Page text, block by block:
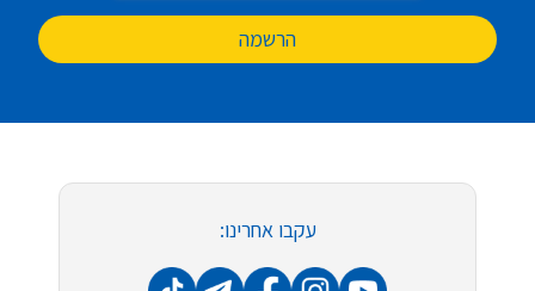
הרשמה
עקבו אחרינו: